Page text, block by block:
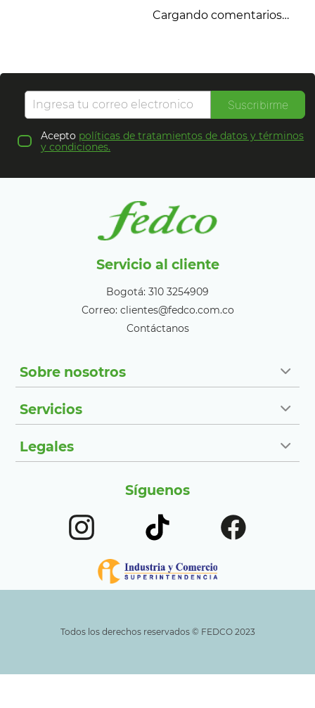
Cargando comentarios…
Suscribirme
Acepto políticas de tratamientos de datos y términos
y condiciones.
Servicio al cliente
Bogotá: 310 3254909
Correo: clientes@fedco.com.co
Contáctanos
Sobre nosotros
Servicios
Legales
Síguenos
Todos los derechos reservados ©️ FEDCO 2023